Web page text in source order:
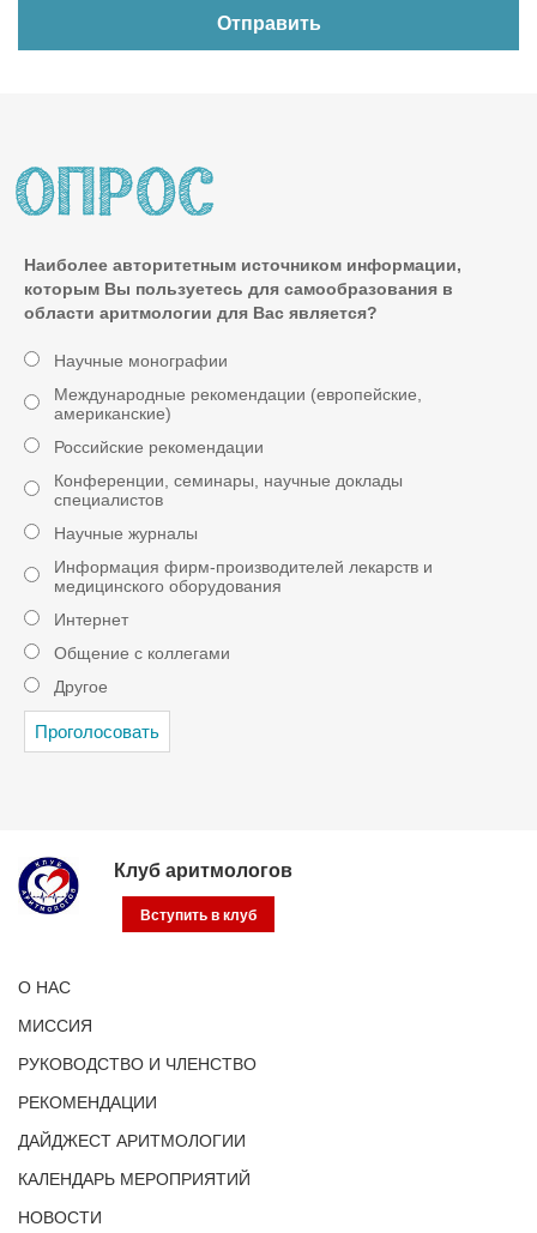
Наиболее авторитетным источником информации,
которым Вы пользуетесь для самообразования в
области аритмологии для Вас является?
Научные монографии
Международные рекомендации (европейские,
американские)
Российские рекомендации
Конференции, семинары, научные доклады
специалистов
Научные журналы
Информация фирм-производителей лекарств и
медицинского оборудования
Интернет
Общение с коллегами
Другое
Клуб аритмологов
Вступить в клуб
О НАС
МИССИЯ
РУКОВОДСТВО И ЧЛЕНСТВО
РЕКОМЕНДАЦИИ
ДАЙДЖЕСТ АРИТМОЛОГИИ
КАЛЕНДАРЬ МЕРОПРИЯТИЙ
НОВОСТИ